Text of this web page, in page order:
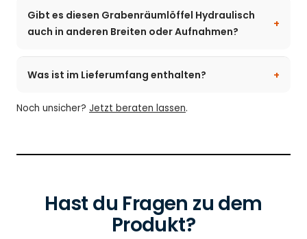
Gibt es diesen Grabenräumlöffel Hydraulisch
auch in anderen Breiten oder Aufnahmen?
Was ist im Lieferumfang enthalten?
Noch unsicher? Jetzt beraten lassen.
Hast du Fragen zu dem
Produkt?